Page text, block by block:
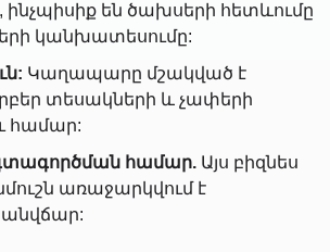
ինչպիսիք են ծախսերի հետևումը
կանխատեսումը:
Կաղապարը մշակված է
տեսակների և չափերի
համար:
համար. Այս բիզնես
առաջարկվում է
անվճար: